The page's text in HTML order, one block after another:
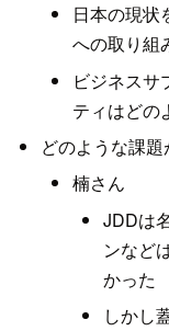
日本の現状
への取り組
ビジネスサ
ティはどの
どのような課
楠さん
JDDは
ンなど
かった
しかし